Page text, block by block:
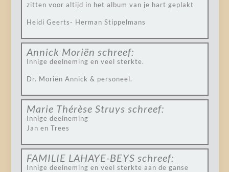
zitten voor altijd in het album van je hart geplakt
Heidi Geerts- Herman Stippelmans
Annick Moriën schreef:
Innige deelneming en veel sterkte.
Dr. Moriën Annick & personeel.
Marie Thérèse Struys schreef:
Innige deelneming
Jan en Trees
FAMILIE LAHAYE-BEYS schreef:
Innige deelneming en veel sterkte aan de ganse